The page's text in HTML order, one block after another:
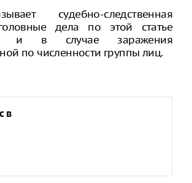
судебно-следственная
дела по этой статье
и в случае заражения
по численности группы лиц.
в